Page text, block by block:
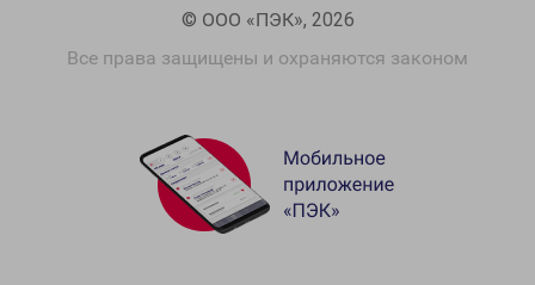
© ООО «ПЭК», 2026
Все права защищены и охраняются законом